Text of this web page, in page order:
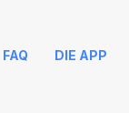
FAQ DIE APP